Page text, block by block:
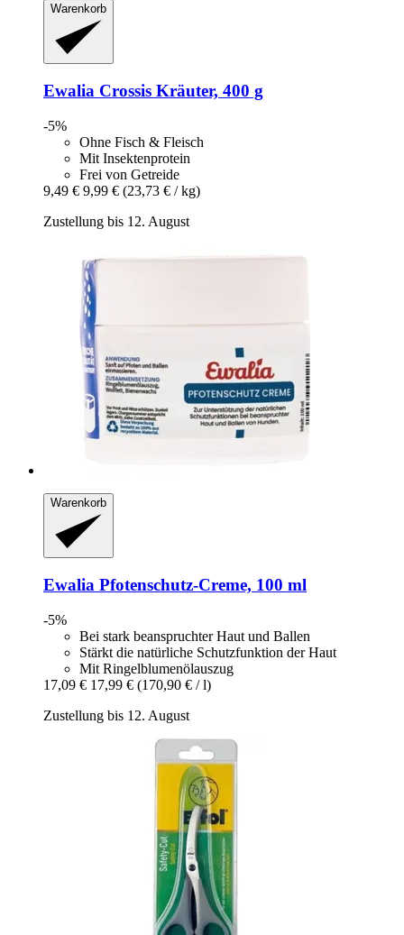
Warenkorb
Ewalia Crossis Kräuter, 400 g
-5%
Ohne Fisch & Fleisch
Mit Insektenprotein
Frei von Getreide
9,49 € 9,99 € (23,73 € / kg)
Zustellung bis 12. August
Warenkorb
Ewalia Pfotenschutz-​Creme, 100 ml
-5%
Bei stark beanspruchter Haut und Ballen
Stärkt die natürliche Schutzfunktion der Haut
Mit Ringelblumenölauszug
17,09 € 17,99 € (170,90 € / l)
Zustellung bis 12. August